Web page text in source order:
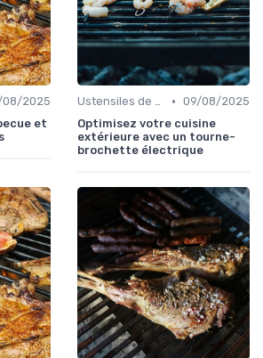
08/2025
et
Ustensiles de Barbecue • 09/08/2025
Optimisez votre cuisine
extérieure avec un tourne-
brochette électrique